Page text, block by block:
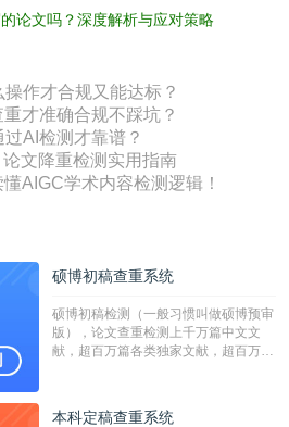
论文吗？深度解析与应对策略
作才合规又能达标？
才准确合规不踩坑？
AI检测才靠谱？
文降重检测实用指南
AIGC学术内容检测逻辑！
硕博初稿查重系统
硕博初稿检测（一般习惯叫做硕博预审
版），论文查重检测上千万篇中文文
献，超百万篇各类独家文献，超百万港
校用来检测硕博论文的系统，检测范围
本科定稿查重系统